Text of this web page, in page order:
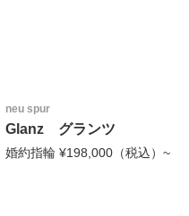
neu spur
Glanz グランツ
婚約指輪 ¥198,000（税込）~